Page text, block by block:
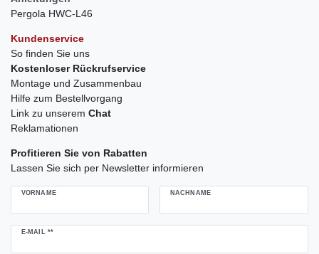
Pergola HWC-L46
Kundenservice
So finden Sie uns
Kostenloser Rückrufservice
Montage und Zusammenbau
Hilfe zum Bestellvorgang
Link zu unserem Chat
Reklamationen
Profitieren Sie von Rabatten
Lassen Sie sich per Newsletter informieren
VORNAME NACHNAME
E-MAIL **
Newsletter